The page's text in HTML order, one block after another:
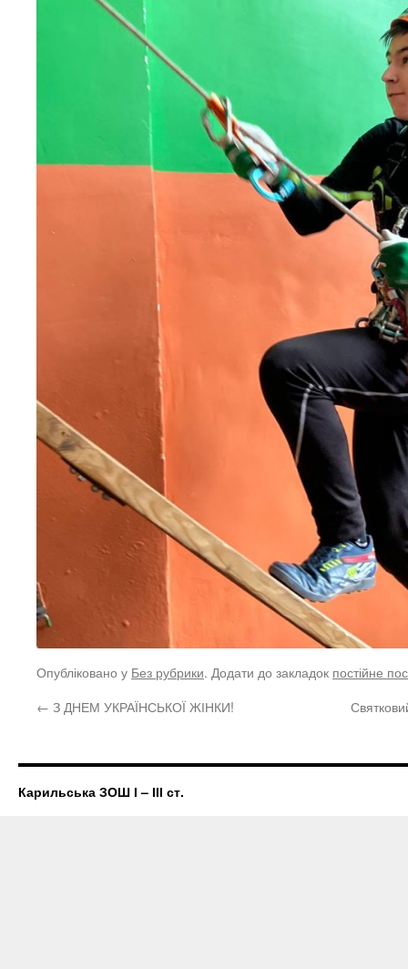
Опубліковано у Без рубрики. Додати до закладок постійне
← З ДНЕМ УКРАЇНСЬКОЇ ЖІНКИ!
Карильська ЗОШ І – ІІІ ст.